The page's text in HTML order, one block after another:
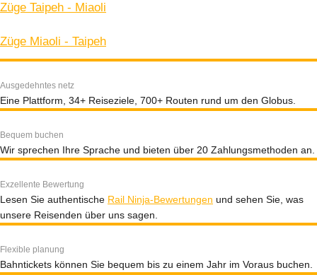
Züge Taipeh - Miaoli
Züge Miaoli - Taipeh
Ausgedehntes netz
Eine Plattform, 34+ Reiseziele, 700+ Routen rund um den Globus.
Bequem buchen
Wir sprechen Ihre Sprache und bieten über 20 Zahlungsmethoden an.
Exzellente Bewertung
Lesen Sie authentische Rail Ninja-Bewertungen und sehen Sie, was
unsere Reisenden über uns sagen.
Flexible planung
Bahntickets können Sie bequem bis zu einem Jahr im Voraus buchen.